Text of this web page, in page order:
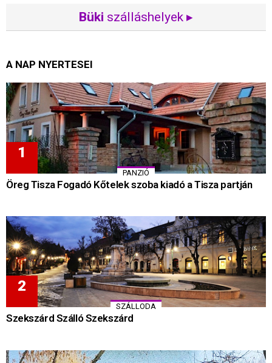
Büki szálláshelyek ▸
A NAP NYERTESEI
PANZIÓ
Öreg Tisza Fogadó Kőtelek szoba kiadó a Tisza partján
SZÁLLODA
Szekszárd Szálló Szekszárd